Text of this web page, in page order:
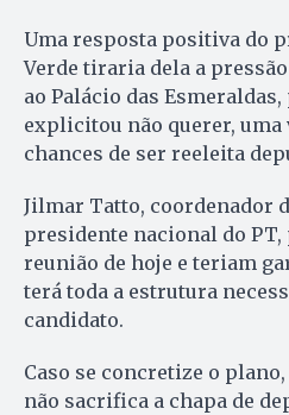
Uma resposta positiva do
Verde tiraria dela a
ao Palácio das
explicitou não querer, uma
chances de ser reeleita
Jilmar Tatto, coordenador
presidente nacional do
reunião de hoje e teriam
terá toda a estrutura
candidato.
Caso se concretize o
não sacrifica a chapa de